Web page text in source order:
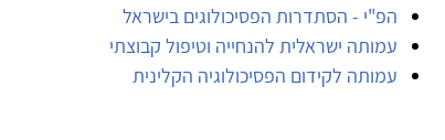
הפ"י - הסתדרות הפסיכולוגים בישראל
עמותה ישראלית להנחייה וטיפול קבוצתי
עמותה לקידום הפסיכולוגיה הקלינית